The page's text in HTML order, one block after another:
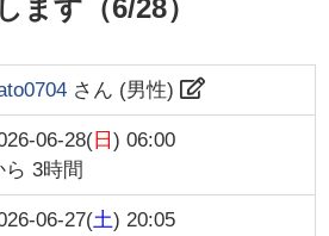
ます（6/28）
さん (男性)
06-28(日 ) 06:00
ら 3時間
06-27(土) 20:05